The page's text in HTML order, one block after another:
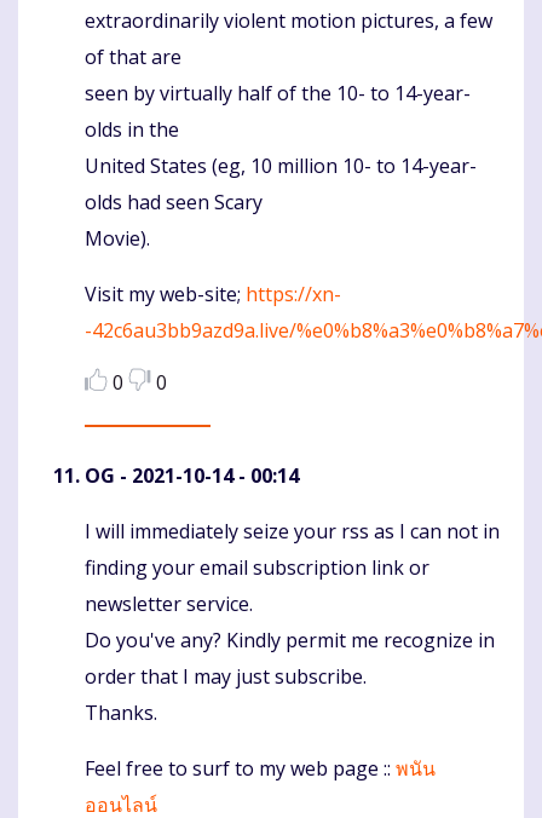
extraordinarily violent motion pictures, a few
of that are
seen by virtually half of the 10- to 14-year-
olds in the
United States (eg, 10 million 10- to 14-year-
olds had seen Scary
Movie).
Visit my web-site; https://xn-
-42c6au3bb9azd9a.live/
0
0
OG - 2021-10-14 - 00:14
Komentaras
I will immediately seize your rss as I can not in
finding your email subscription link or
newsletter service.
Do you've any? Kindly permit me recognize in
order that I may just subscribe.
Thanks.
Feel free to surf to my web page :: พนัน
ออนไลน์